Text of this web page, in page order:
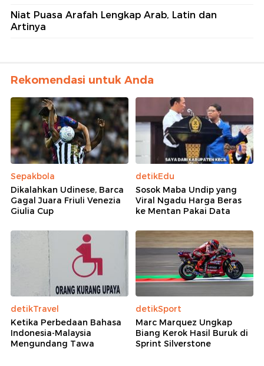
Niat Puasa Arafah Lengkap Arab, Latin dan
Artinya
Rekomendasi untuk Anda
Sepakbola
Dikalahkan Udinese, Barca
Gagal Juara Friuli Venezia
Giulia Cup
detikEdu
Sosok Maba Undip yang
Viral Ngadu Harga Beras
ke Mentan Pakai Data
detikTravel
Ketika Perbedaan Bahasa
Indonesia-Malaysia
Mengundang Tawa
detikSport
Marc Marquez Ungkap
Biang Kerok Hasil Buruk di
Sprint Silverstone